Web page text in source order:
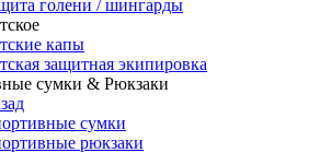
голени / шингарды
капы
защитная экипировка
сумки & Рюкзаки
сумки
рюкзаки